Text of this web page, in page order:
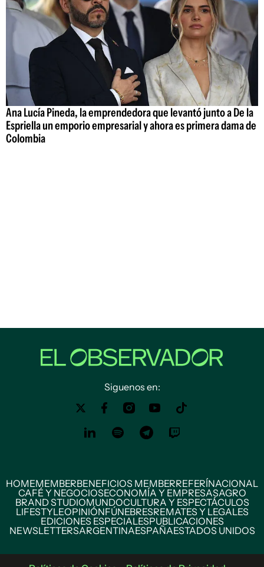
Ana Lucía Pineda, la emprendedora que levantó junto a De la
Espriella un emporio empresarial y ahora es primera dama de
Colombia
Siguenos en:
HOMEMEMBERBENEFICIOS MEMBERREFERÍNACIONAL
CAFÉ Y NEGOCIOSECONOMÍA Y EMPRESASAGRO
BRAND STUDIOMUNDOCULTURA Y ESPECTÁCULOS
LIFESTYLEOPINIÓNFÚNEBRESREMATES Y LEGALES
EDICIONES ESPECIALESPUBLICACIONES
NEWSLETTERSARGENTINAESPAÑAESTADOS UNIDOS